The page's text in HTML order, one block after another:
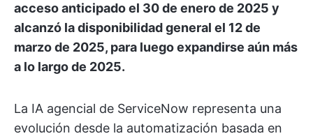
acceso anticipado el 30 de enero de 2025 y
alcanzó la disponibilidad general el 12 de
marzo de 2025, para luego expandirse aún más
a lo largo de 2025.
La IA agencial de ServiceNow representa una
evolución desde la automatización basada en